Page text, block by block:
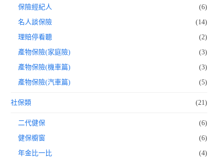
保險經紀人 (6)
名人談保險 (14)
理賠停看聽 (2)
產物保險(家庭險) (3)
產物保險(機車篇) (3)
產物保險(汽車篇) (5)
社保類 (21)
二代健保 (6)
健保櫥窗 (6)
年金比一比 (4)